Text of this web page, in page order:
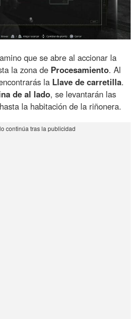
que se abre al accionar la
la zona de Procesamiento. Al
la Llave de carretilla.
de al lado, se levantarán las
la habitación de la riñonera.